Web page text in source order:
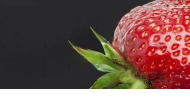
– jak získala tento úsměv
– stala se módní ikonou, odvážnou umělkyní a
až po její ostrá vystoupení na
jak si fanoušci a pozorovatelé všimli, tento úsměv